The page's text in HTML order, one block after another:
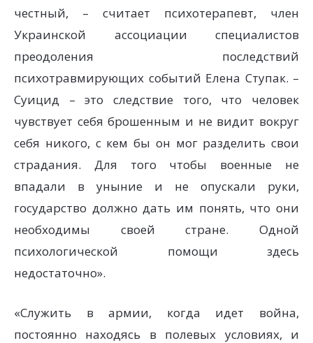
честный, – считает психотерапевт, член
Украинской ассоциации специалистов
преодоления последствий
психотравмирующих событий Елена Ступак. –
Суицид – это следствие того, что человек
чувствует себя брошенным и не видит вокруг
себя никого, с кем бы он мог разделить свои
страдания. Для того чтобы военные не
впадали в уныние и не опускали руки,
государство должно дать им понять, что они
необходимы своей стране. Одной
психологической помощи здесь
недостаточно».
«Служить в армии, когда идет война,
постоянно находясь в полевых условиях, и